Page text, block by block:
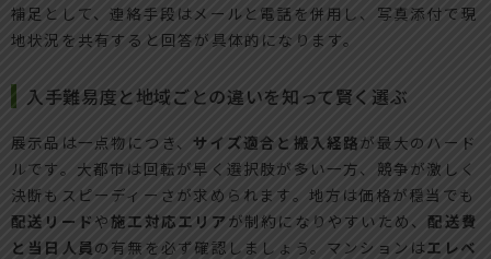
補足として、連絡手段はメールと電話を併用し、写真添付で現
地状況を共有すると回答が具体的になります。
入手難易度と地域ごとの違いを知って賢く選ぶ
展示品は一点物につき、サイズ適合と搬入経路が最大のハード
ルです。大都市は回転が早く選択肢が多い一方、競争が激しく
決断もスピーディーさが求められます。地方は価格が穏当でも
配送リード や施工対応エリア が制約になりやすいため、 配送費
と当日人員の有無を必ず確認しましょう。マンションはエレベ